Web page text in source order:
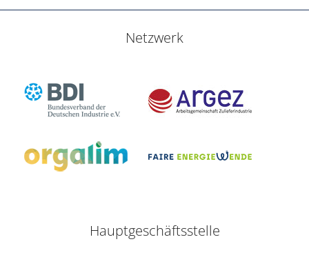
Netzwerk
Hauptgeschäftsstelle